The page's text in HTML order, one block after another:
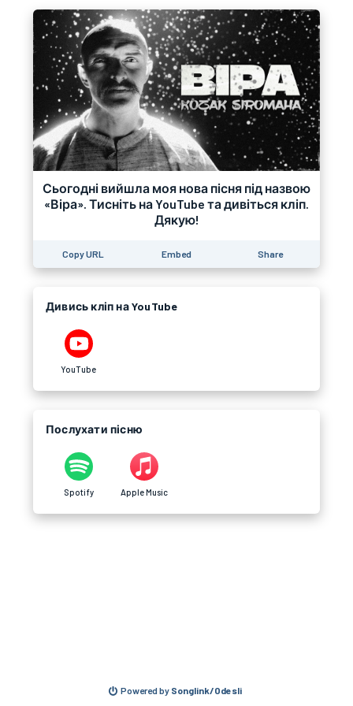
Сьогодні вийшла моя нова пісня під назвою
«Віра». Тисніть на YouTube та дивіться кліп.
Дякую!
Copy URL Embed Share
Дивись кліп на YouTube
YouTube
Послухати пісню
Spotify Apple Music
Powered by Songlink/Odesli